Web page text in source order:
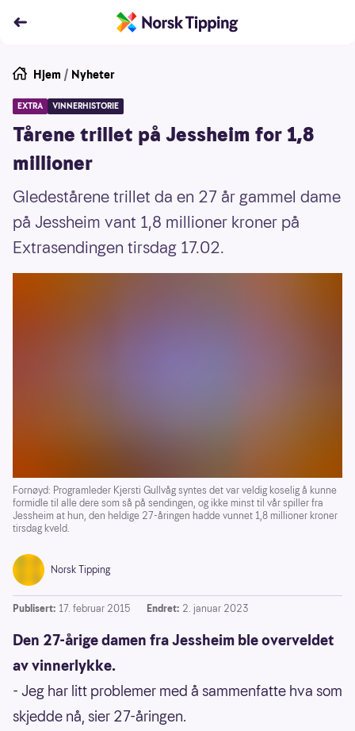
Hjem / Nyheter
EXTRA VINNERHISTORIE
Tårene trillet på Jessheim for 1,8
millioner
Gledestårene trillet da en 27 år gammel dame
på Jessheim vant 1,8 millioner kroner på
Extrasendingen tirsdag 17.02.
Fornøyd: Programleder Kjersti Gullvåg syntes det var veldig koselig å kunne
formidle til alle dere som så på sendingen, og ikke minst til vår spiller fra
Jessheim at hun, den heldige 27-åringen hadde vunnet 1,8 millioner kroner
tirsdag kveld.
Norsk Tipping
Publisert: 17. februar 2015 Endret: 2. januar 2023
Den 27-årige damen fra Jessheim ble overveldet
av vinnerlykke.
- Jeg har litt problemer med å sammenfatte hva som
skjedde nå, sier 27-åringen.